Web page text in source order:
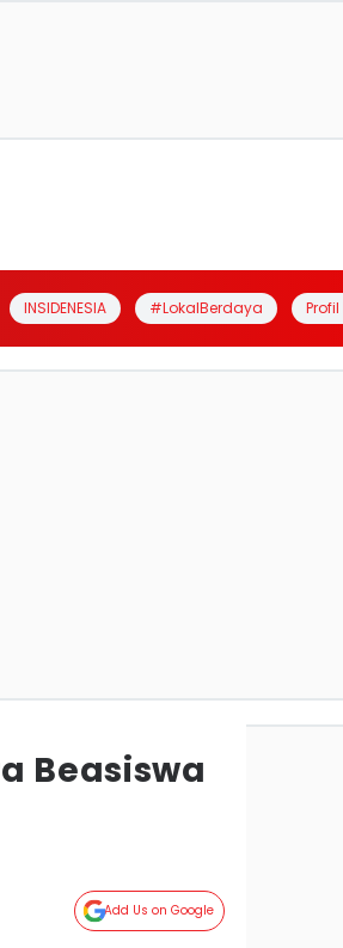
INSIDENESIA #LokalBerdaya
Beasiswa
Add Us on Google